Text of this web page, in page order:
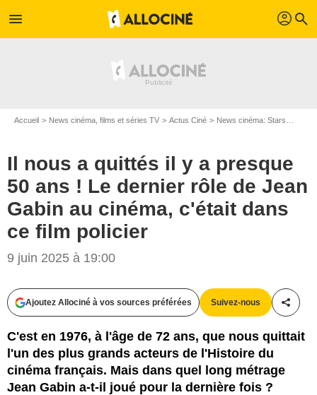
menu profil search
Accueil News cinéma, films et séries TV Actus Ciné News cinéma: Stars
Il nous a quittés il y a presque
50 ans ! Le dernier rôle de Jean
Gabin au cinéma, c'était dans
ce film policier
9 juin 2025 à 19:00
Ajoutez Allociné à vos sources préférées Suivez-nous
C'est en 1976, à l'âge de 72 ans, que nous quittait
l'un des plus grands acteurs de l'Histoire du
cinéma français. Mais dans quel long métrage
Jean Gabin a-t-il joué pour la dernière fois ?